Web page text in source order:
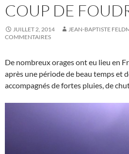
COUP DE
JUILLET 2, 2014 JEAN-BAPTISTE
COMMENTAIRES
De nombreux orages ont eu lieu en
après une période de beau temps et
accompagnés de fortes pluies, de